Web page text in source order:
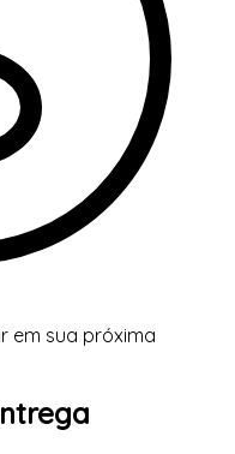
em sua próxima